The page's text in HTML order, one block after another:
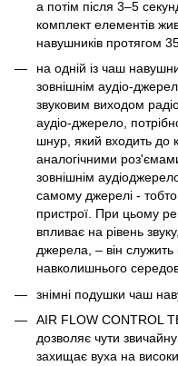
а потім після 3–5
комплект елементів
навушників протягом
на одній із чаш
зовнішнім аудіо-
звуковим виходом
аудіо-джерело,
шнур, який входить до
аналогічними
зовнішнім
самому джерелі -
пристрої. При цьому
впливає на рівень
джерела, – він служить
навколишнього
знімні подушки чаш
AIR FLOW CONTROL
дозволяє чути
захищає вуха на